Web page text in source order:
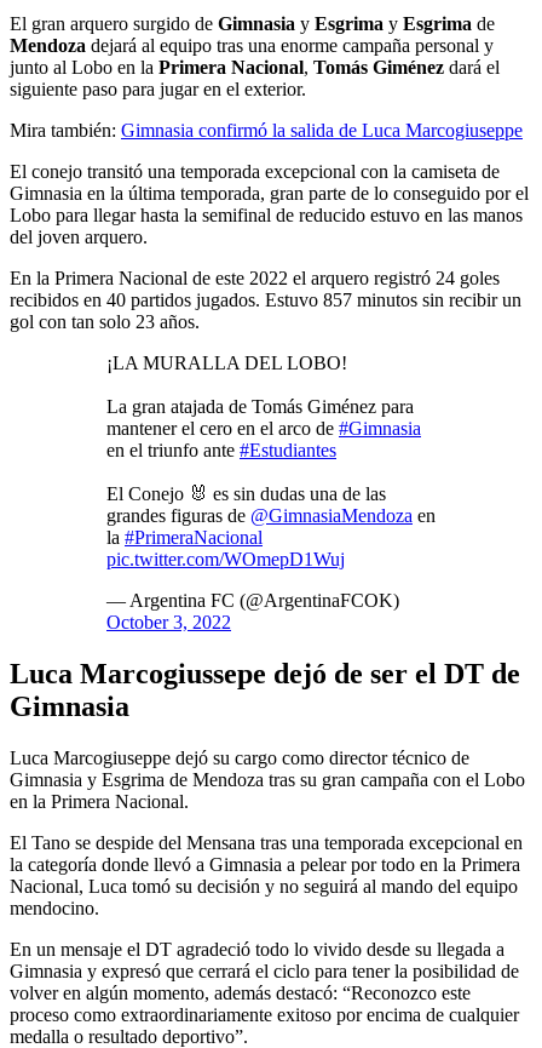
El gran arquero surgido de Gimnasia y Esgrima y Esgrima de
Mendoza dejará al equipo tras una enorme campaña personal y
junto al Lobo en la Primera Nacional, Tomás Giménez dará el
siguiente paso para jugar en el exterior.
Mira también: Gimnasia confirmó la salida de Luca Marcogiuseppe
El conejo transitó una temporada excepcional con la camiseta de
Gimnasia en la última temporada, gran parte de lo conseguido por el
Lobo para llegar hasta la semifinal de reducido estuvo en las manos
del joven arquero.
En la Primera Nacional de este 2022 el arquero registró 24 goles
recibidos en 40 partidos jugados. Estuvo 857 minutos sin recibir un
gol con tan solo 23 años.
¡LA MURALLA DEL LOBO!
La gran atajada de Tomás Giménez para
mantener el cero en el arco de #Gimnasia
en el triunfo ante #Estudiantes
El Conejo 🐰 es sin dudas una de las
grandes figuras de @GimnasiaMendoza en
la #PrimeraNacional
pic.twitter.com/WOmepD1Wuj
— Argentina FC (@ArgentinaFCOK)
October 3, 2022
Luca Marcogiussepe dejó de ser el DT de
Gimnasia
Luca Marcogiuseppe dejó su cargo como director técnico de
Gimnasia y Esgrima de Mendoza tras su gran campaña con el Lobo
en la Primera Nacional.
El Tano se despide del Mensana tras una temporada excepcional en
la categoría donde llevó a Gimnasia a pelear por todo en la Primera
Nacional, Luca tomó su decisión y no seguirá al mando del equipo
mendocino.
En un mensaje el DT agradeció todo lo vivido desde su llegada a
Gimnasia y expresó que cerrará el ciclo para tener la posibilidad de
volver en algún momento, además destacó: “Reconozco este
proceso como extraordinariamente exitoso por encima de cualquier
medalla o resultado deportivo”.